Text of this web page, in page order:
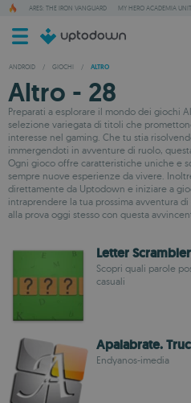
ARES: THE IRON VANGUARD MY HERO ACADEMIA
ANDROID / GIOCHI / ALTRO
Altro - 28
Preparati a esplorare il mondo dei giochi
selezione variegata di titoli che
interesse nel gaming. Che tu stia
immergendoti in avventure di ruolo,
Ogni gioco offre caratteristiche uniche e
sempre nuove esperienze da vivere.
direttamente da Uptodown e iniziare a
intraprendere la tua prossima avventura
alla prova oggi stesso con questa
Letter Scrambler
Scopri quali parole
casuali
Apalabrate.
Endyanos-imedia